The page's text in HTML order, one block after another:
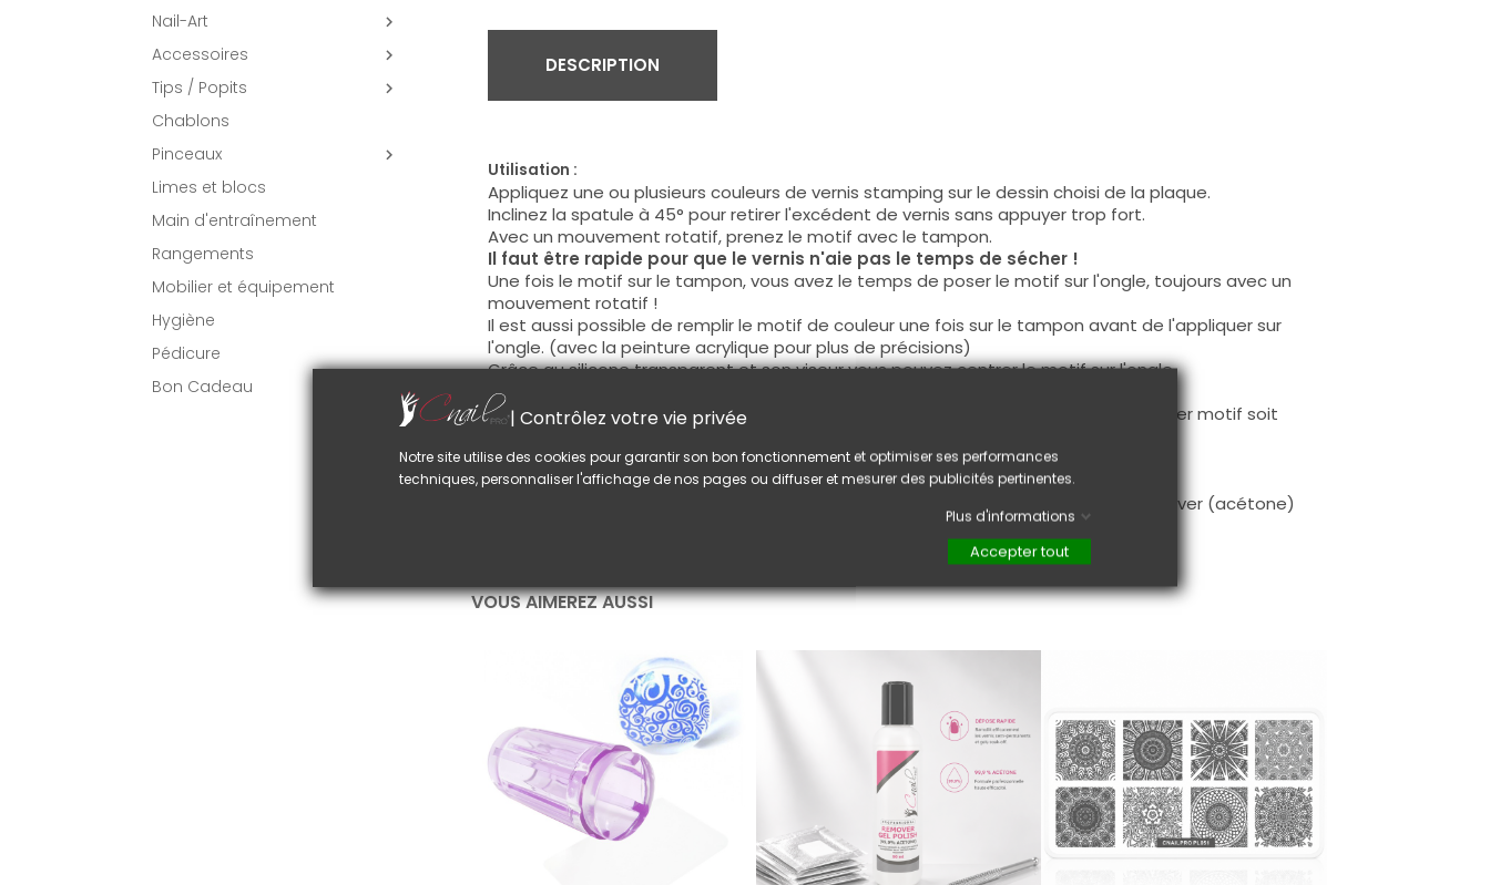
Nail-Art

Accessoires 
Tips / Popits 
Chablons
Pinceaux

Limes et blocs
Main d'entraînement
Rangements
Mobilier et équipement
Hygiène
Pédicure
Bon Cadeau
DESCRIPTION
Utilisation :
Appliquez une ou plusieurs couleurs de vernis stamping sur le dessin choisi de la plaque.
Inclinez la spatule à 45° pour retirer l'excédent de vernis sans appuyer trop fort.
Avec un mouvement rotatif, prenez le motif avec le tampon.
Il faut être rapide pour que le vernis n'aie pas le temps de sécher !
Une fois le motif sur le tampon, vous avez le temps de poser le motif sur l'ongle, toujours avec un
mouvement rotatif !
Il est aussi possible de remplir le motif de couleur une fois sur le tampon avant de l'appliquer sur
l'ongle. (avec la peinture acrylique pour plus de précisions)
Grâce au silicone transparent et son viseur vous pouvez centrer le motif sur l'ongle.
Avec les différents plaques, vous pourrez créer tout styles de Nail-Art.
Il est aussi possible de superposer plusieurs motifs, attendez juste que votre premier motif soit
Conseil :
Après chaque utilisation, bien nettoyer la plaque ainsi que le tampon avec du remover (acétone)
VOUS AIMEREZ AUSSI
| Contrôlez votre vie privée
Notre site utilise des cookies pour garantir son bon fonctionnement et optimiser ses performances
techniques, personnaliser l'affichage de nos pages ou diffuser et mesurer des publicités pertinentes.
Plus d'informations
Accepter tout